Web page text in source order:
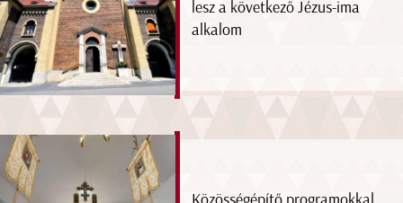
lesz a következő Jézus-ima
alkalom